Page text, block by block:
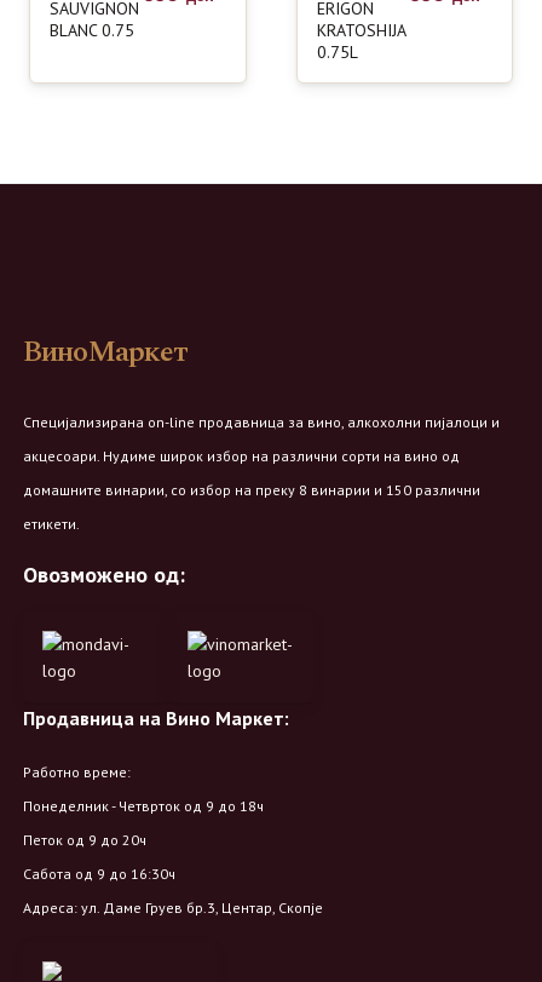
SAUVIGNON
BLANC 0.75
ERIGON
KRATOSHIJA
0.75L
ВиноМаркет
Специјализирана on-line продавница за вино, алкохолни пијалоци и
акцесоари. Нудиме широк избор на различни сорти на вино од
домашните винарии, со избор на преку 8 винарии и 150 различни
етикети.
Овозможено од:
Продавница на Вино Маркет:
Работно време:
Понеделник - Четврток од 9 до 18ч
Петок од 9 до 20ч
Сабота од 9 до 16:30ч
Адреса: ул. Даме Груев бр.3, Центар, Скопје